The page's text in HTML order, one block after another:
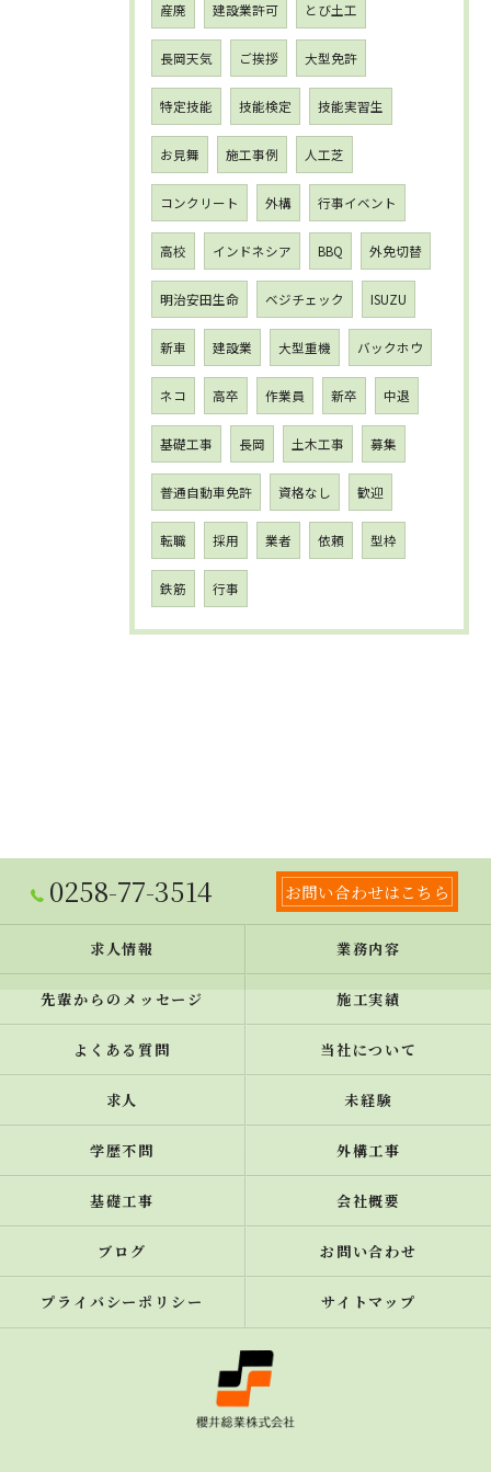
産廃 建設業許可 とび土工
長岡天気 ご挨拶 大型免許
特定技能 技能検定 技能実習生
お見舞 施工事例 人工芝
コンクリート 外構 行事イベント
高校 インドネシア BBQ 外免切替
明治安田生命 ベジチェック ISUZU
新車 建設業 大型重機 バックホウ
ネコ 高卒 作業員 新卒 中退
基礎工事 長岡 土木工事 募集
普通自動車免許 資格なし 歓迎
転職 採用 業者 依頼 型枠
鉄筋 行事
0258-77-3514 お問い合わせはこちら
求人情報 業務内容
先輩からのメッセージ 施工実績
よくある質問 当社について
求人 未経験
学歴不問 外構工事
基礎工事 会社概要
ブログ お問い合わせ
プライバシーポリシー サイトマップ